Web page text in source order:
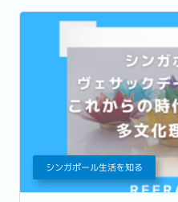
シンガポール生活を知る